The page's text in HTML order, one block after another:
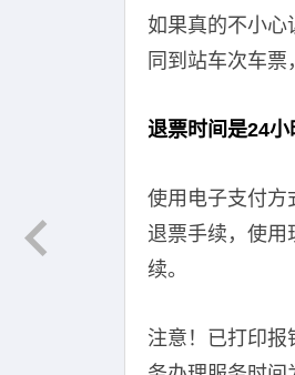
如果真的不小心
同到站车次车票
退票时间是24小
使用电子支付方
退票手续，使用
续。
注意！已打印报